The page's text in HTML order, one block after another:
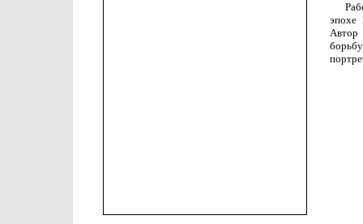
эпохе
Автор